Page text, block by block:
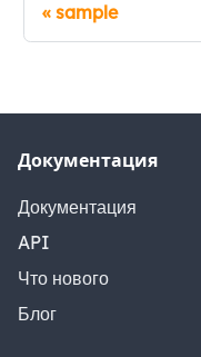
« sample
Документация
Документация
API
Что нового
Блог